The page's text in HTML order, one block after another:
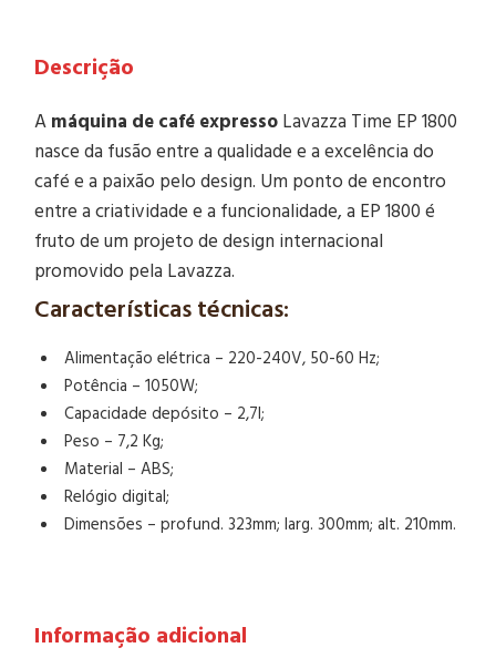
Descrição
Amáquina de café expressoLavazza Time EP 1800
nasce da fusão entre a qualidade e a excelência do
café e a paixão pelo design. Um ponto de encontro
entre a criatividade e a funcionalidade, a EP 1800 é
fruto de um projeto de design internacional
promovido pela Lavazza.
Características técnicas:
Alimentação elétrica – 220-240V, 50-60 Hz;
Potência – 1050W;
Capacidade depósito – 2,7l;
Peso – 7,2 Kg;
Material – ABS;
Relógio digital;
Dimensões – profund. 323mm; larg. 300mm; alt. 210mm.
Informação adicional